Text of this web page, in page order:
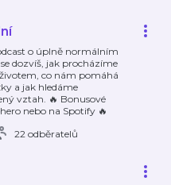
o úplně normálním
dozvíš, jak procházíme
co nám pomáhá
a jak hledáme
vztah. 🔥 Bonusové
nebo na Spotify 🔥
22 odběratelů